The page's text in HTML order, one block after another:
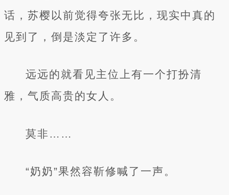
话，苏樱以前觉得夸张无比，现实中真的
见到了，倒是淡定了许多。
远远的就看见主位上有一个打扮清
雅，气质高贵的女人。
莫非……
“奶奶”果然容靳修喊了一声。